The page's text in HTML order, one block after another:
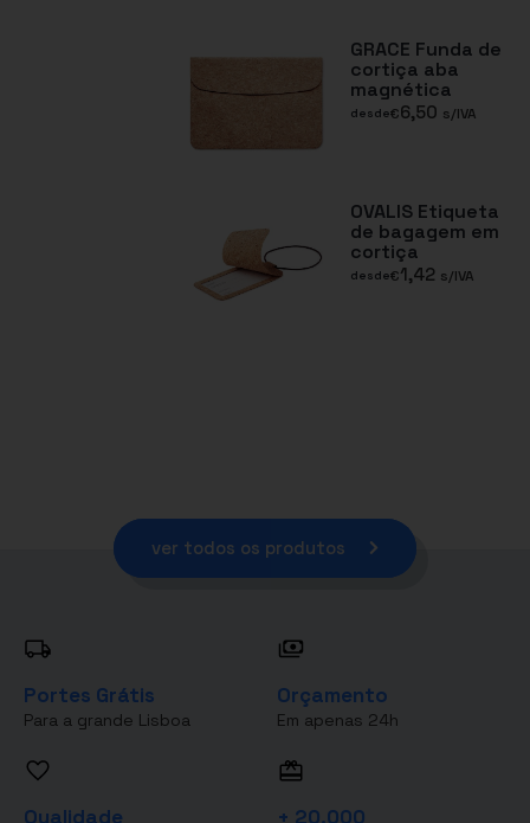
GRACE Funda de
cortiça aba
magnética
desde€6,50 s/IVA
OVALIS Etiqueta
de bagagem em
cortiça
desde€1,42 s/IVA
ver todos os produtos
Portes Grátis
Para a grande Lisboa
Orçamento
Em apenas 24h
Qualidade + 20.000